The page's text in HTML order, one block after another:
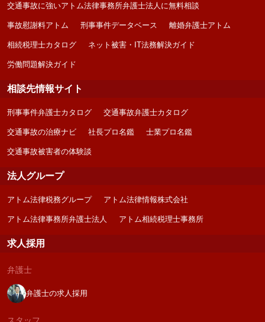
交通事故に強いアトム法律事務所弁護士法人に無料相談
事故慰謝料アトム 刑事事件データベース 離婚弁護士アトム
相続税理士カタログ ネット被害・IT法務解決ガイド
労働問題解決ガイド
相談先情報サイト
刑事事件弁護士カタログ 交通事故弁護士カタログ
交通事故の治療ナビ 社長プロ名鑑 士業プロ名鑑
交通事故被害者の体験談
法人グループ
アトム法律税務グループ アトム法律情報株式会社
アトム法律事務所弁護士法人 アトム相続税理士事務所
求人採用
弁護士
弁護士の求人採用
スタッフ